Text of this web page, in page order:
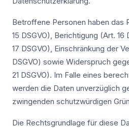
Betroffene Personen haben das
15 DSGVO), Berichtigung (Art.
17 DSGVO), Einschränkung der
DSGVO) sowie Widerspruch
21 DSGVO). Im Falle eines
werden die Daten unverzüglich
zwingenden schutzwürdigen
Die Rechtsgrundlage für diese